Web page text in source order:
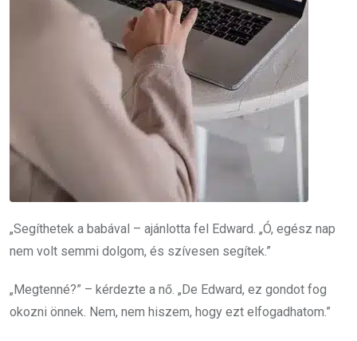
„Segíthetek a babával – ajánlotta fel Edward. „Ó, egész nap
nem volt semmi dolgom, és szívesen segítek.”
„Megtenné?” – kérdezte a nő. „De Edward, ez gondot fog
okozni önnek. Nem, nem hiszem, hogy ezt elfogadhatom.”